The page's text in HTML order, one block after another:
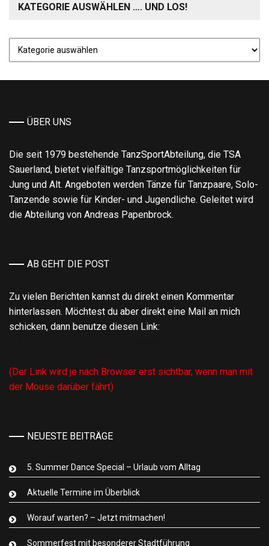
KATEGORIE AUSWÄHLEN …. UND LOS!
auswählen
und
ÜBER UNS
Die seit 1979 bestehende TanzSportAbteilung, die TSA
Sauerland, bietet vielfältige Tanzsportmöglichkeiten für
Jung und Alt. Angeboten werden Tänze für Tanzpaare, Solo-
Tanzende sowie für Kinder- und Jugendliche. Geleitet wird
die Abteilung von Andreas Papenbrock.
AB GEHT DIE POST
Zu vielen Berichten kannst du direkt einen Kommentar
hinterlassen. Möchtest du aber direkt eine Mail an mich
schicken, dann benutze diesen Link:
(Der Link wird je nach Browser erst sichtbar, wenn man mit
der Mouse darüber fährt)
NEUESTE BEITRÄGE
5. Summer Dance Special – Urlaub vom Alltag
Aktuelle Termine im Überblick
Worauf warten? – Jetzt mitmachen!
Sommerfest mit besonderer Stadtführung